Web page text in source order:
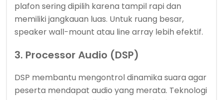
plafon sering dipilih karena tampil rapi dan
memiliki jangkauan luas. Untuk ruang besar,
speaker wall-mount atau line array lebih efektif.
3. Processor Audio (DSP)
DSP membantu mengontrol dinamika suara agar
peserta mendapat audio yang merata. Teknologi